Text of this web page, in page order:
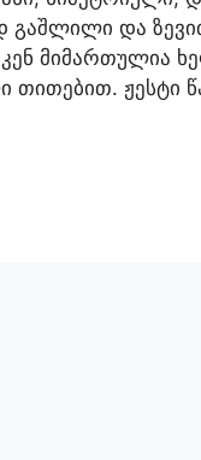
და
მიმართულია
თითებით. ჟესტი